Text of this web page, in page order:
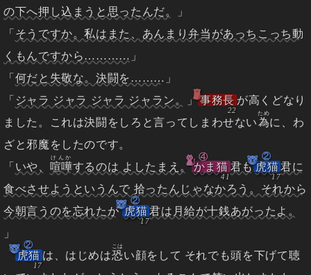
の下へ押し込まうと思ったんだ。
」
「 そうですか。私はまた、あんまり弁当があっちこっち動
くもんですから………… 」
「 何だと失敬な。決闘を……… 」
「 ジャラ ジャラ ジャラ ジャラン。 」事務長 が高くどなり
ました。これは決闘をしろと言ってしまわせない為
ため
に、わ
ざと邪魔をしたのです。
「 いや、 喧嘩
けんか
するのは よしたまえ。かま猫
④
君も虎猫
②
君に
食べさせようというんで 拾ったんじゃなかろう。それから
今朝言うのを忘れたが虎猫
②
君は月給が十銭あがったよ。
」
虎猫
②
は、はじめは恐
こは
い顔をして それでも頭を下げて聴